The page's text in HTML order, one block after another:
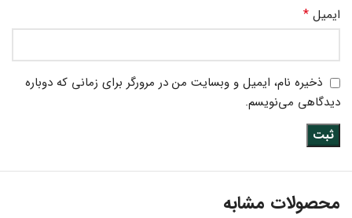
ایمیل *
ذخیره نام، ایمیل و وبسایت من در مرورگر برای زمانی که دوباره
دیدگاهی می‌نویسم.
محصولات مشابه